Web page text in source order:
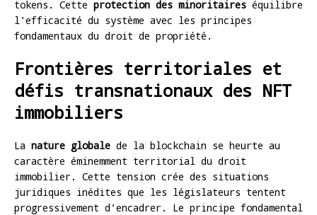
tokens. Cette protection des minoritaires équilibre
l’efficacité du système avec les principes
fondamentaux du droit de propriété.
Frontières territoriales et
défis transnationaux des NFT
immobiliers
La nature globale de la blockchain se heurte au
caractère éminemment territorial du droit
immobilier. Cette tension crée des situations
juridiques inédites que les législateurs tentent
progressivement d’encadrer. Le principe fondamental